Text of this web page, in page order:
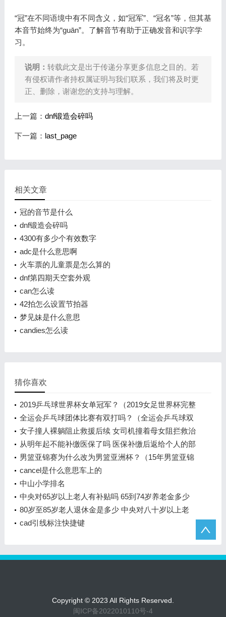
“冠”在不同语境中有不同含义，如“冠军”、“冠名”等，但其基
本音节始终为“guān”。了解音节有助于正确发音和识字学
习。
说明： 转载此文是出于传递分享更多信息之目的。若
有侵权请作者持权属证明与我们联系，我们将及时更
正、删除，谢谢您的支持与理解。
上一篇： dnf锻造会碎吗
下一篇： last_page
相关文章
冠的音节是什么
dnf锻造会碎吗
4300有多少个有效数字
adc是什么意思啊
火车票的儿童票是怎么算的
dnf第四期天空套外观
can怎么读
42拍怎么设置节拍器
梦见妹是什么意思
candies怎么读
猜你喜欢
2019乒乓球世界杯女单冠军？（2019女足世界杯完整
比分？）
全运会乒乓球团体比赛有双打吗？（全运会乒乓球双
打为什么只有5局？）
女子撞人裸躺阻止救援后续 女司机撞着母女阻拦救治
后续判决如何
从明年起不能补缴医保了吗 医保补缴后返给个人的部
分还给吗
男篮亚锦赛为什么改为男篮亚洲杯？（15年男篮亚锦
赛战绩？）
cancel是什么意思车上的
中山小学排名
中央对65岁以上老人有补贴吗 65到74岁养老金多少
钱
80岁至85岁老人退休金是多少 中央对八十岁以上老
人补贴是多少
cad引线标注快捷键
Copyright © 2023 All Rights Reserved.
闽ICP备2022010110号-4